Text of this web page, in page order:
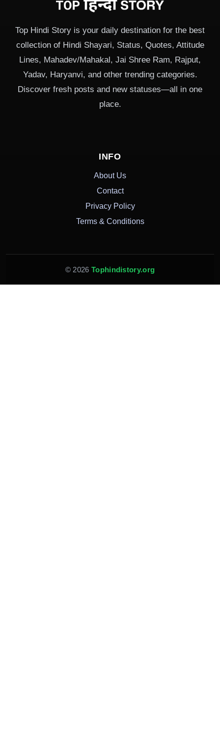
Top Hindi Story is your daily destination for the best
collection of Hindi Shayari, Status, Quotes, Attitude
Lines, Mahadev/Mahakal, Jai Shree Ram, Rajput,
Yadav, Haryanvi, and other trending categories.
Discover fresh posts and new statuses—all in one
place.
INFO
About Us
Contact
Privacy Policy
Terms & Conditions
© 2026 Tophindistory.org